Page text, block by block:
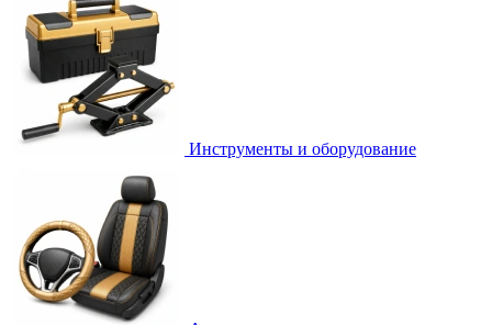
Инструменты и оборудование